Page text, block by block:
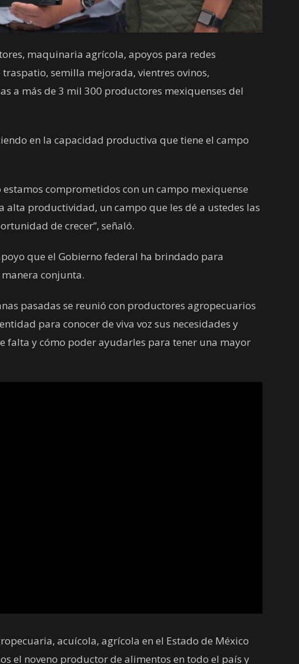
maquinaria agrícola, apoyos para redes
semilla mejorada, vientres ovinos,
a más de 3 mil 300 productores mexiquenses del
en la capacidad productiva que tiene el campo
estamos comprometidos con un campo mexiquense
alta productividad, un campo que les dé a ustedes las
de crecer”, señaló.
que el Gobierno federal ha brindado para
conjunta.
pasadas se reunió con productores agropecuarios
para conocer de viva voz sus necesidades y
falta y cómo poder ayudarles para tener una mayor
acuícola, agrícola en el Estado de México
el noveno productor de alimentos en todo el país y